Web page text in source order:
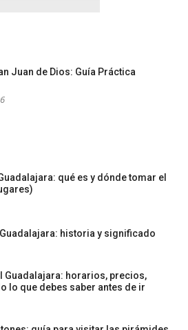
Juan de Dios: Guía Práctica
qué es y dónde tomar el
historia y significado
Guadalajara: horarios, precios,
lo que debes saber antes de ir